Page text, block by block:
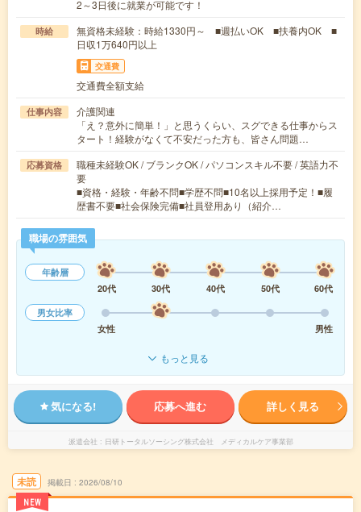
2～3日後に就業が可能です！
時給
無資格未経験：時給1330円～ ■週払いOK ■扶養内OK ■
日収1万640円以上
交通費
交通費全額支給
仕事内容
介護関連
「え？意外に簡単！」と思うくらい、スグできる仕事からス
タート！経験がなくて不安だった方も、皆さん問題…
応募資格
職種未経験OK / ブランクOK / パソコンスキル不要 / 英語力不
要
■資格・経験・年齢不問■学歴不問■10名以上採用予定！■履
歴書不要■社会保険完備■社員登用あり（紹介…
職場の雰囲気
年齢層
20代
30代 40代 50代
60代
男女比率
女性
男性
もっと見る
気になる! 応募へ進む 詳しく見る
派遣会社 日研トータルソーシング株式会社 メディカルケア事業部
未読
NEW
掲載日 2026/08/10